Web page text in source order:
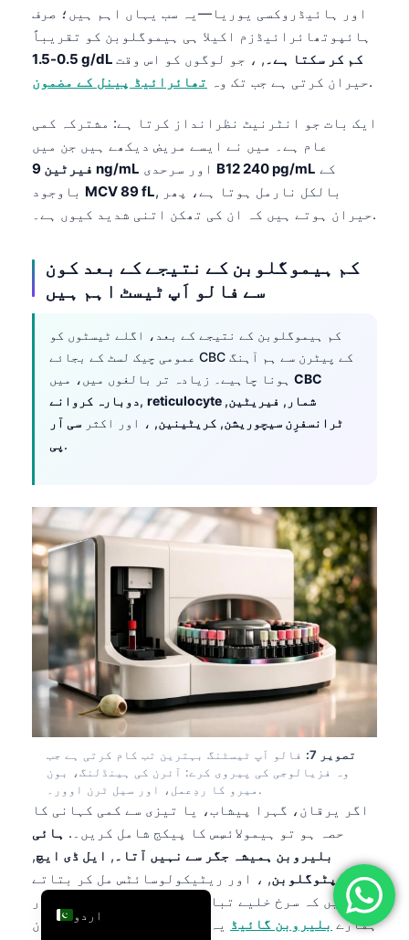
اور ہائیڈروکسی یوریا—یہ سب یہاں اہم ہیں؛ صرف
ہائپوتھائرائیڈزم اکیلا ہی ہیموگلوبن کو تقریباً
0.5-1.5 g/dL کم کر سکتا ہے۔ , ، جو لوگوں کو اس وقت
حیران کرتی ہے جب تک وہ
تھائرائیڈ پینل کے مضمون .
ایک بات جو انٹرنیٹ نظرانداز کرتا ہے: مشترکہ کمی
عام ہے۔ میں نے ایسے مریض دیکھے ہیں جن میں
فیرٹین 9 ng/mL
B12 240 pg/mL
MCV 89 fL, بالکل نارمل ہوتا ہے، پھر
حیران ہوتے ہیں کہ ان کی تھکن اتنی شدید کیوں ہے۔.
کم ہیموگلوبن کے نتیجے کے بعد کون
سے فالو اَپ ٹیسٹ اہم ہیں
کم ہیموگلوبن کے نتیجے کے بعد، اگلے ٹیسٹوں کو
عمومی چیک لسٹ کے بجائے CBC کے پیٹرن سے ہم آہنگ
CBC
دوبارہ کروانے, reticulocyte شمار , فیریٹین,
ٹرانسفرِن سیچوریشن, کریٹینین, ، اور اکثر سی آر
پی .
تصویر 7:
فالو اَپ ٹیسٹنگ بہترین تب کام کرتی ہے جب
وہ فزیالوجی کی پیروی کرے: آئرن کی ہینڈلنگ، بون
میرو کا ردِعمل، اور سیل ٹرن اوور۔.
اگر یرقان، گہرا پیشاب، یا تیزی سے کمی کہانی کا
حصہ ہو تو ہیمولائسِس کا پیکج شامل کریں۔. ہائی
بلیروبن ہمیشہ جگر سے نہیں آتا۔ , ایل ڈی ایچ,
ہاپٹوگلوبن, ، اور ریٹیکولوسائٹس مل کر بتاتے
ہیں کہ سرخ خلیے تباہ ہو رہے ہیں یا نہیں، اور
ہمارے بلیروبن گائیڈ یہ سمجھاتا ہے کہ جب سیل ٹرن
اردو
English
Deutsch
Français
עִבְרִית
Italiano
Español
Português
Ελληνικά
Türkçe
Română
简体中文
فارسی
Nederlands
हिन्दी
Հայերեն
Српски језик
Bosanski
Azərbaycan dili
日本語
ქართული
Русский
Lietuvių kalba